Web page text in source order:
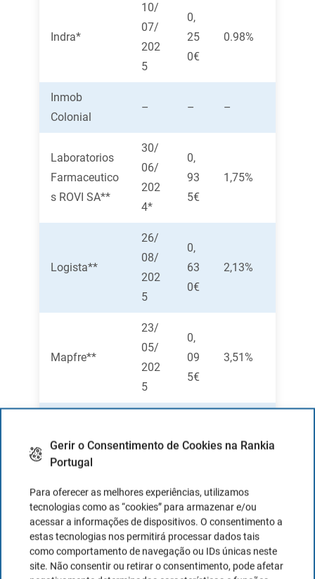
Gerir o Consentimento de Cookies na Rankia
Portugal
Para oferecer as melhores experiências, utilizamos
tecnologias como as “cookies” para armazenar e/ou
acessar a informações de dispositivos. O consentimento a
estas tecnologias nos permitirá processar dados tais
como comportamento de navegação ou IDs únicas neste
site. Não consentir ou retirar o consentimento, pode afetar
Indra*
10/
07/
202
5
0,
25
0€
0.98%
Inmob
Colonial
– – –
Laboratorios
Farmaceutico
s ROVI SA**
30/
06/
202
4*
0,
93
5€
1,75%
Logista**
26/
08/
202
5
0,
63
0€
2,13%
Mapfre**
23/
05/
202
5
0,
09
5€
3,51%
Properties
SA**
24
2,21%
Naturgy
Energy**
28/
03/
202
5
0,
60
0€
2,38%